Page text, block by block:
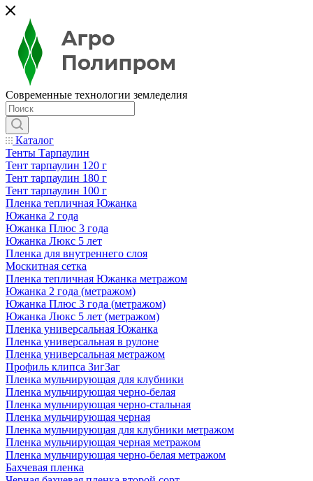
Современные технологии земледелия
Каталог
Тенты Тарпаулин
Тент тарпаулин 120 г
Тент тарпаулин 180 г
Тент тарпаулин 100 г
Пленка тепличная Южанка
Южанка 2 года
Южанка Плюс 3 года
Южанка Люкс 5 лет
Пленка для внутреннего слоя
Москитная сетка
Пленка тепличная Южанка метражом
Южанка 2 года (метражом)
Южанка Плюс 3 года (метражом)
Южанка Люкс 5 лет (метражом)
Пленка универсальная Южанка
Пленка универсальная в рулоне
Пленка универсальная метражом
Профиль клипса ЗигЗаг
Пленка мульчирующая для клубники
Пленка мульчирующая черно-белая
Пленка мульчирующая черно-стальная
Пленка мульчирующая черная
Пленка мульчирующая для клубники метражом
Пленка мульчирующая черная метражом
Пленка мульчирующая черно-белая метражом
Бахчевая пленка